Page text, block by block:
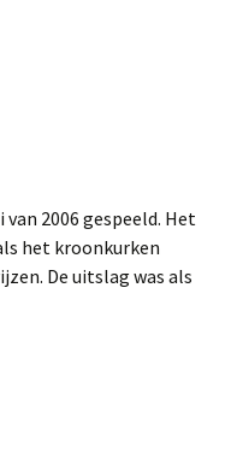
2006 gespeeld. Het
het kroonkurken
De uitslag was als